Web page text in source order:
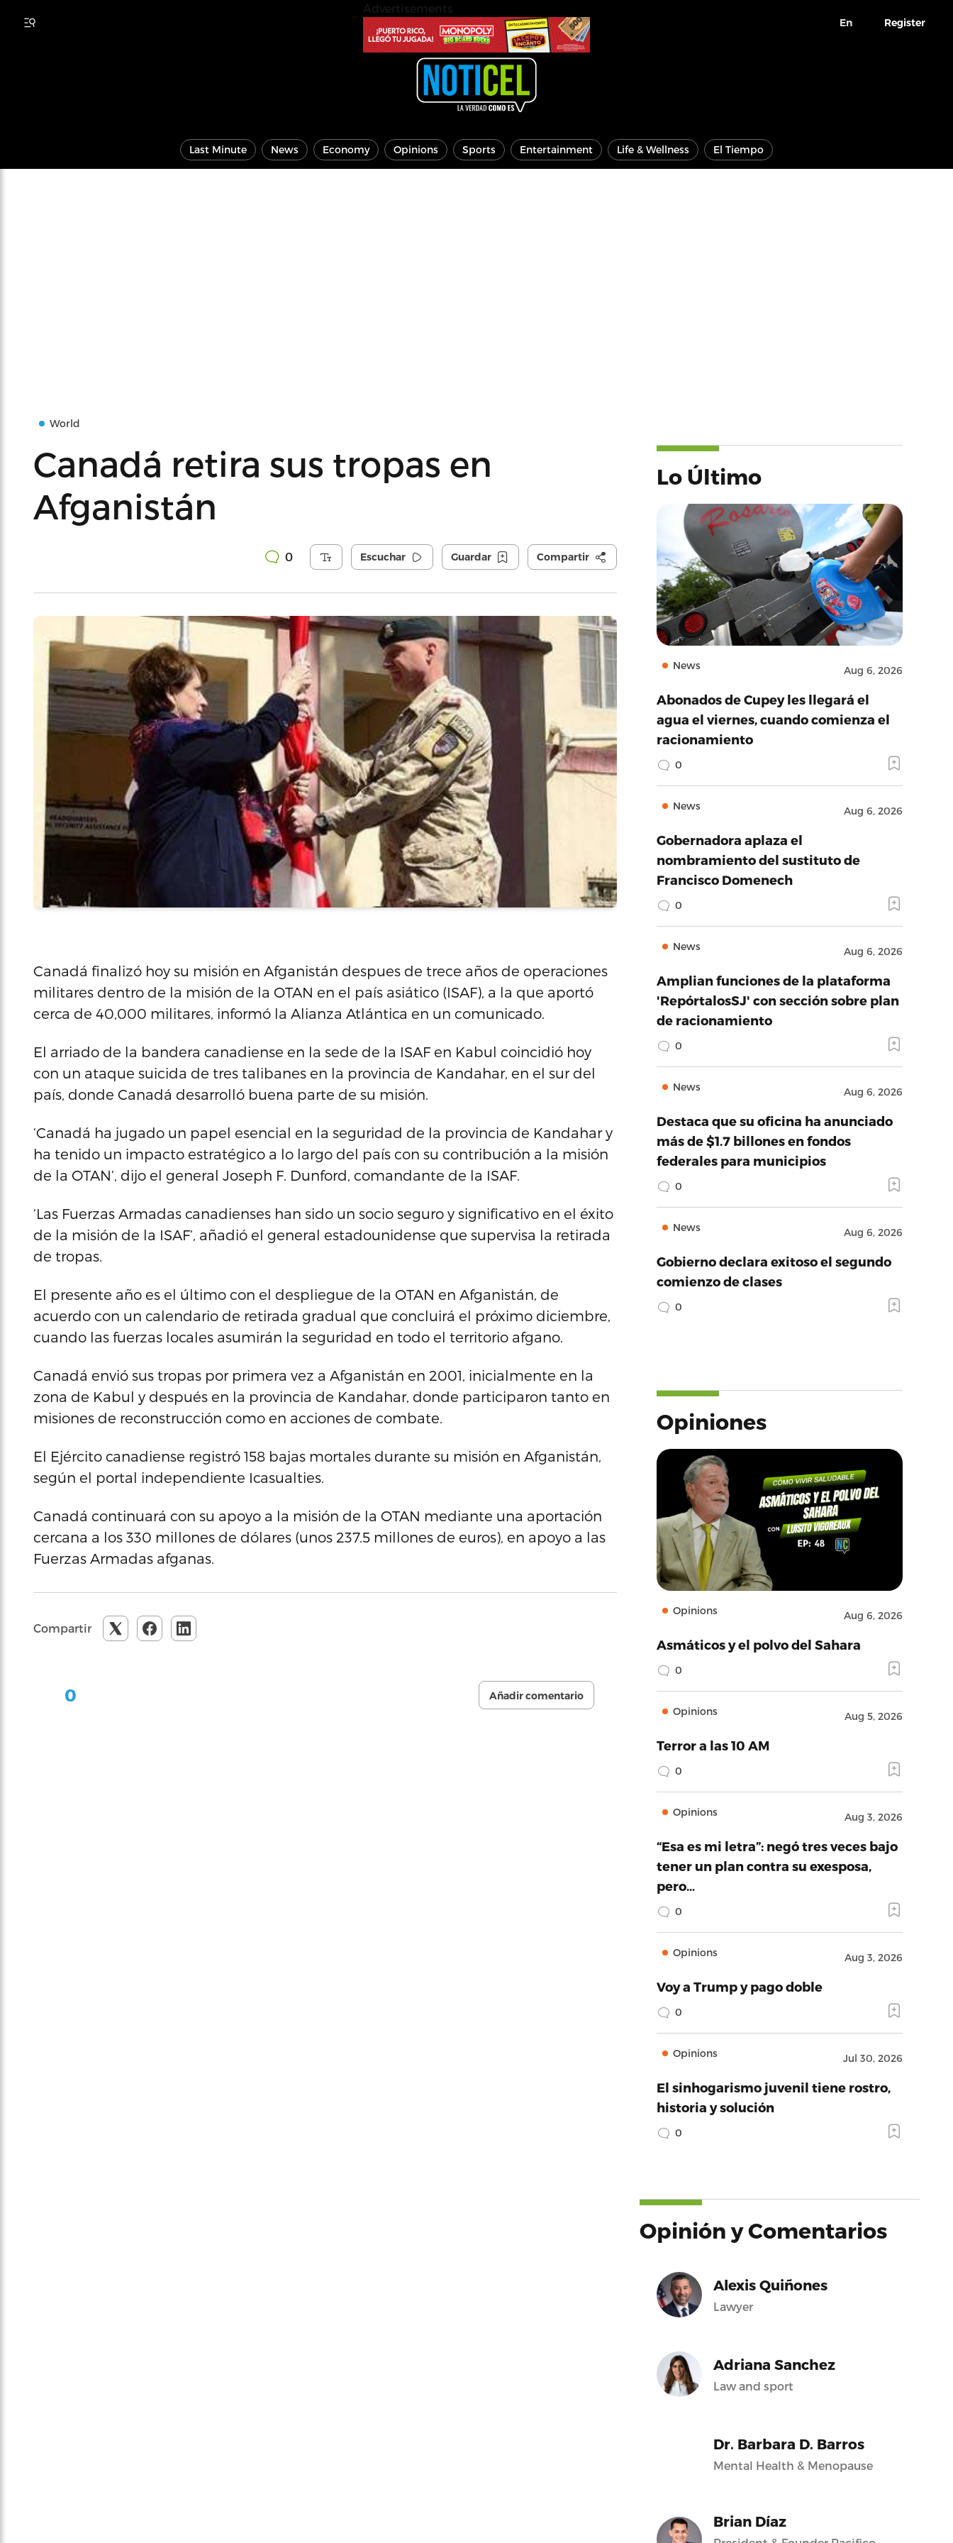
En Register
Last Minute News Economy Opinions Sports Entertainment Life & Wellness El Tiempo
World
Canadá retira sus tropas en
Afganistán
0 Escuchar Guardar Compartir
Canadá finalizó hoy su misión en Afganistán despues de trece años de operaciones
militares dentro de la misión de la OTAN en el país asiático (ISAF), a la que aportó
cerca de 40,000 militares, informó la Alianza Atlántica en un comunicado.
El arriado de la bandera canadiense en la sede de la ISAF en Kabul coincidió hoy
con un ataque suicida de tres talibanes en la provincia de Kandahar, en el sur del
país, donde Canadá desarrolló buena parte de su misión.
‘Canadá ha jugado un papel esencial en la seguridad de la provincia de Kandahar y
ha tenido un impacto estratégico a lo largo del país con su contribución a la misión
de la OTAN’, dijo el general Joseph F. Dunford, comandante de la ISAF.
‘Las Fuerzas Armadas canadienses han sido un socio seguro y significativo en el éxito
de la misión de la ISAF’, añadió el general estadounidense que supervisa la retirada
de tropas.
El presente año es el último con el despliegue de la OTAN en Afganistán, de
acuerdo con un calendario de retirada gradual que concluirá el próximo diciembre,
cuando las fuerzas locales asumirán la seguridad en todo el territorio afgano.
Canadá envió sus tropas por primera vez a Afganistán en 2001, inicialmente en la
zona de Kabul y después en la provincia de Kandahar, donde participaron tanto en
misiones de reconstrucción como en acciones de combate.
El Ejército canadiense registró 158 bajas mortales durante su misión en Afganistán,
según el portal independiente Icasualties.
Canadá continuará con su apoyo a la misión de la OTAN mediante una aportación
cercana a los 330 millones de dólares (unos 237.5 millones de euros), en apoyo a las
Fuerzas Armadas afganas.
Compartir
0 Añadir comentario
Lo Último
News Aug 6, 2026
Abonados de Cupey les llegará el
agua el viernes, cuando comienza el
racionamiento
0
News Aug 6, 2026
Gobernadora aplaza el
nombramiento del sustituto de
Francisco Domenech
0
News Aug 6, 2026
Amplian funciones de la plataforma
'RepórtalosSJ' con sección sobre plan
de racionamiento
0
News Aug 6, 2026
Destaca que su oficina ha anunciado
más de $1.7 billones en fondos
federales para municipios
0
News Aug 6, 2026
Gobierno declara exitoso el segundo
comienzo de clases
0
Opiniones
Opinions Aug 6, 2026
Asmáticos y el polvo del Sahara
0
Opinions Aug 5, 2026
Terror a las 10 AM
0
Opinions Aug 3, 2026
“Esa es mi letra”: negó tres veces bajo
tener un plan contra su exesposa,
pero…
0
Opinions Aug 3, 2026
Voy a Trump y pago doble
0
Opinions Jul 30, 2026
El sinhogarismo juvenil tiene rostro,
historia y solución
0
Opinión y Comentarios
Alexis Quiñones
Lawyer
Adriana Sanchez
Law and sport
Dr. Barbara D. Barros
Mental Health & Menopause
Brian Díaz